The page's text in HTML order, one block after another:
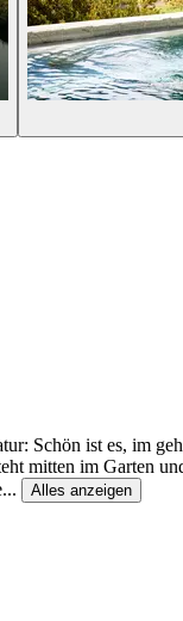
Schön ist es, im
mitten im Garten
... Alles anzeigen